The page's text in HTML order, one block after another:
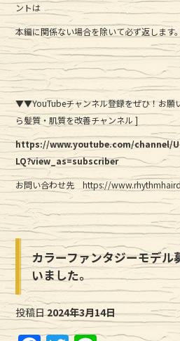
ントは
本編に関係ない場合を除いて必ず返します。
▼▼YouTubeチャンネル登録をぜひ！お
ら髪質・肌質を改善チャンネル ]
https://www.youtube.com/channel/
LQ?view_as=subscriber
お問い合わせ先 https://
カラーファンタジーモデル
いました。
投稿日2024年3月14日